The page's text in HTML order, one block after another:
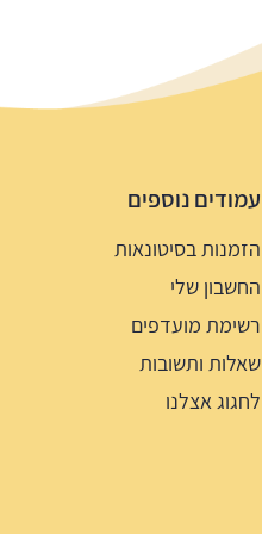
עמודים נוספים
הזמנות בסיטונאות
החשבון שלי
רשימת מועדפים
שאלות ותשובות
לחגוג אצלנו